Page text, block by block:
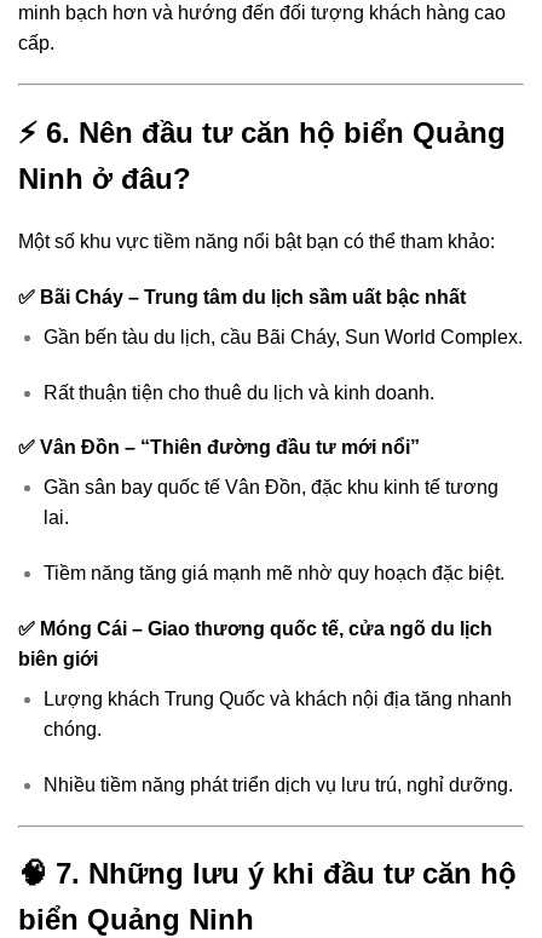
minh bạch hơn và hướng đến đối tượng khách hàng cao
cấp.
⚡ 6. Nên đầu tư căn hộ biển Quảng
Ninh ở đâu?
Một số khu vực tiềm năng nổi bật bạn có thể tham khảo:
✅ Bãi Cháy – Trung tâm du lịch sầm uất bậc nhất
Gần bến tàu du lịch, cầu Bãi Cháy, Sun World Complex.
Rất thuận tiện cho thuê du lịch và kinh doanh.
✅ Vân Đồn – “Thiên đường đầu tư mới nổi”
Gần sân bay quốc tế Vân Đồn, đặc khu kinh tế tương
lai.
Tiềm năng tăng giá mạnh mẽ nhờ quy hoạch đặc biệt.
✅ Móng Cái – Giao thương quốc tế, cửa ngõ du lịch
biên giới
Lượng khách Trung Quốc và khách nội địa tăng nhanh
chóng.
Nhiều tiềm năng phát triển dịch vụ lưu trú, nghỉ dưỡng.
🧠 7. Những lưu ý khi đầu tư căn hộ
biển Quảng Ninh